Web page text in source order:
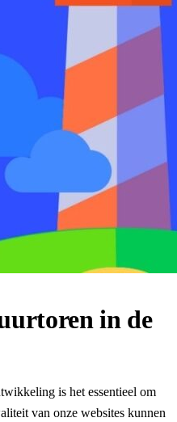
in de
is het essentieel om
van onze websites kunnen